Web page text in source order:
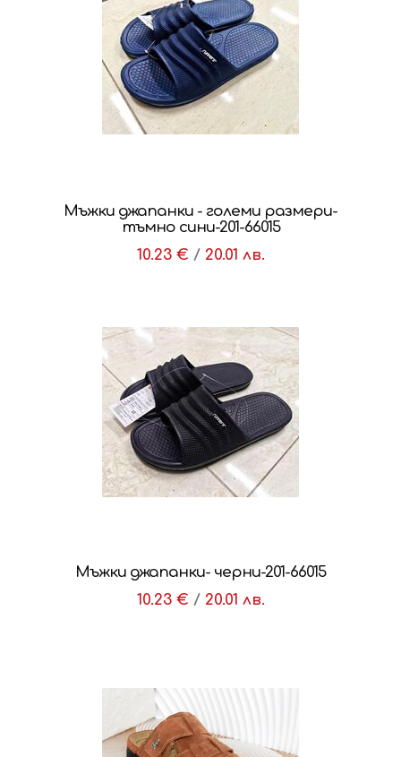
Мъжки джапанки - големи размери-
тъмно сини-201-66015
10.23 € / 20.01 лв.
Мъжки джапанки- черни-201-66015
10.23 € / 20.01 лв.